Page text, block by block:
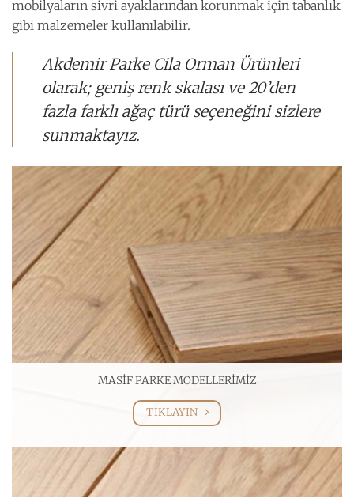
mobilyaların sivri ayaklarından korunmak için tabanlık
gibi malzemeler kullanılabilir.
Akdemir Parke Cila Orman Ürünleri
olarak; geniş renk skalası ve 20’den
fazla farklı ağaç türü seçeneğini sizlere
sunmaktayız.
MASİF PARKE MODELLERİMİZ
TIKLAYIN